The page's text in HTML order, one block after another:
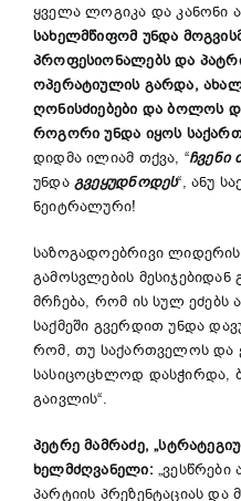
ყველა ლოგიკა და კანონი
სახელმწიფომ უნდა
პროფესიონალებს და
ოპერატიულის გარდა,
ღონისძიებები და ბოლოს
როგორი უნდა იყოს
დიდმა ილიამ თქვა, “ჩვენი
უნდაგვეყუდნოდეს“, ანუ
ნეიტრალური!
საზოგადოებრივი ლიდერის
გამოსვლების
მრჩება, რომ ის სულ ეძებს
საქმეში გვერდით უნდა
რომ, თუ საქართველოს და
სასიცოცხლოდ დასჭირდა,
გაივლის“.
პეტრე მამრაძე, „
ხელმძღვანელი: „ვესწრები
პარტიის პრეზენტაციას